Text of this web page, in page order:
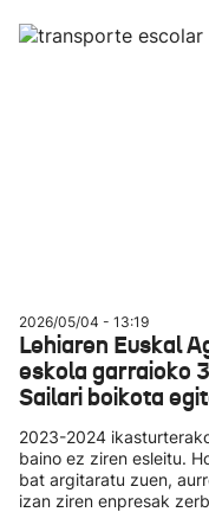
2026/05/04 - 13:19
Lehiaren Euskal
eskola garraioko
Sailari boikota
2023-2024
baino ez ziren esleitu.
bat argitaratu zuen,
izan ziren enpresak